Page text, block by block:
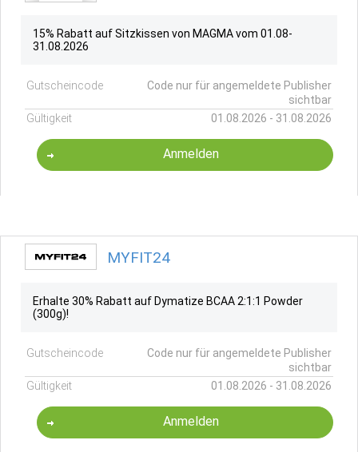
15% Rabatt auf Sitzkissen von MAGMA vom 01.08-
31.08.2026
Gutscheincode
Code nur für angemeldete Publisher
sichtbar
Gültigkeit
01.08.2026 - 31.08.2026
Anmelden
MYFIT24
Erhalte 30% Rabatt auf Dymatize BCAA 2:1:1 Powder
(300g)!
Gutscheincode
Code nur für angemeldete Publisher
sichtbar
Gültigkeit
01.08.2026 - 31.08.2026
Anmelden